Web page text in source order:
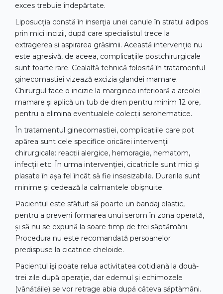
exces trebuie îndepărtate.
Liposucția constă în inserţia unei canule în stratul adipos
prin mici incizii, după care specialistul trece la
extragerea și aspirarea grăsimii. Această intervenție nu
este agresivă, de aceea, complicațiile postchirurgicale
sunt foarte rare. Cealaltă tehnică folosită în tratamentul
ginecomastiei vizează excizia glandei mamare.
Chirurgul face o incizie la marginea inferioară a areolei
mamare și aplică un tub de dren pentru minim 12 ore,
pentru a elimina eventualele colecții serohematice.
În tratamentul ginecomastiei, complicațiile care pot
apărea sunt cele specifice oricărei intervenții
chirurgicale: reacții alergice, hemoragie, hematom,
infecții etc. În urma intervenţiei, cicatricile sunt mici şi
plasate în așa fel încât să fie insesizabile. Durerile sunt
minime şi cedează la calmantele obişnuite.
Pacientul este sfătuit să poarte un bandaj elastic,
pentru a preveni formarea unui serom în zona operată,
și să nu se expună la soare timp de trei săptămâni.
Procedura nu este recomandată persoanelor
predispuse la cicatrice cheloide.
Pacientul îşi poate relua activitatea cotidiană la două-
trei zile după operaţie, dar edemul și echimozele
(vânătăile) se vor retrage abia după câteva săptămâni.